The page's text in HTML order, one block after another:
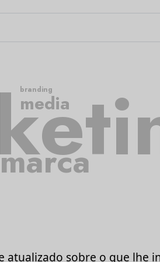
marca
media
branding
atualizado sobre o que lhe